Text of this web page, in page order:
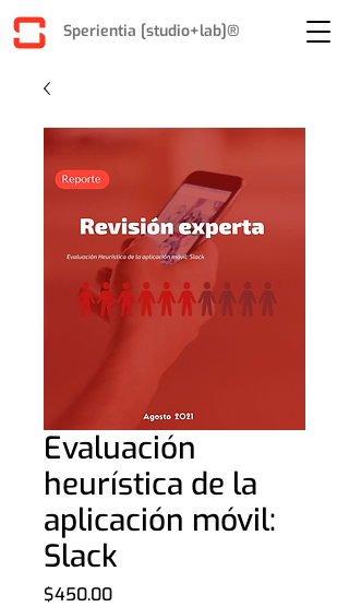
Sperientia [studio+lab]®
Evaluación
heurística de la
aplicación móvil:
Slack
$450.00Precio